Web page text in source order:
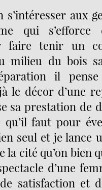
s’intéresser aux
qui
faire tenir un
milieu du bois
il
le décor d’une
sa prestation de
qu’il faut pour
seul et je lance
la cité qu’on bien
d’une
satisfaction et